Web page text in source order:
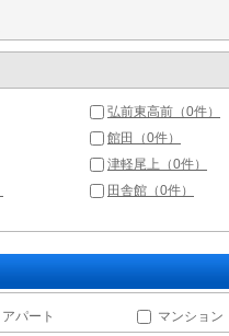
弘前東高前（0件）
館田（0件）
津軽尾上（0件）
田舎館（0件）
アパート マンション